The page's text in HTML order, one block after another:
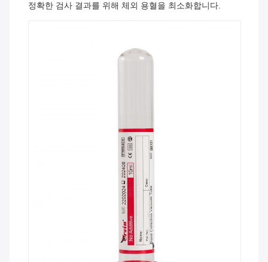
정확한 검사 결과를 위해 체외 용혈을 최소화합니다.